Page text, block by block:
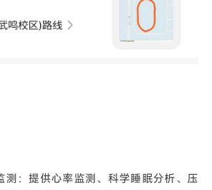
测：提供心率监测、科学睡眠分析、压